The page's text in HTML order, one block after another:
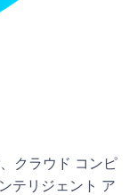
クラウド コンピ
テリジェント ア